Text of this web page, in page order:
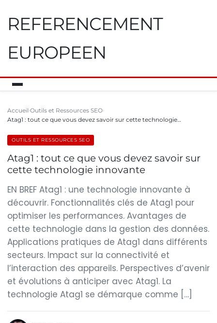
REFERENCEMENT
EUROPEEN
Accueil Outils et Ressources SEO
Atag1 : tout ce que vous devez savoir sur cette technologie…
OUTILS ET RESSOURCES SEO
Atag1 : tout ce que vous devez savoir sur
cette technologie innovante
EN BREF Atag1 : une technologie innovante à
découvrir. Fonctionnalités clés de Atag1 pour
optimiser les performances. Avantages de
cette technologie dans la gestion des données.
Applications pratiques de Atag1 dans différents
secteurs. Impact sur la connectivité et
l’interaction des appareils. Perspectives d’avenir
et évolutions à anticiper avec Atag1. La
technologie Atag1 se démarque comme […]